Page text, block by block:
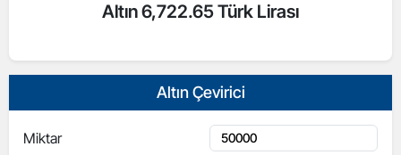
Altın 6,722.65 Türk Lirası
Altın Çevirici
Miktar